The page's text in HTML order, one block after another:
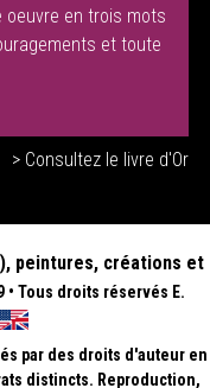
oeuvre en trois mots
et toute
> Consultez le livre d'Or
peintures, créations et
• Tous droits réservés E.
par des droits d'auteur en
distincts. Reproduction,